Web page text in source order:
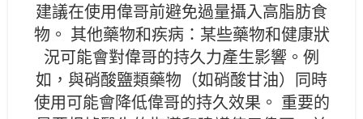
建議在使用偉哥前避免過量攝入高脂肪食
物。 其他藥物和疾病：某些藥物和健康狀
況可能會對偉哥的持久力產生影響。例
如，與硝酸鹽類藥物（如硝酸甘油）同時
使用可能會降低偉哥的持久效果。 重要的